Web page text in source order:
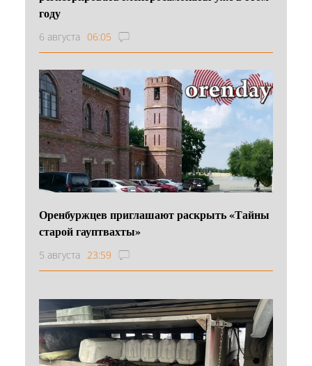
году
6 августа 06:05
Оренбуржцев приглашают раскрыть «Тайны
старой гауптвахты»
5 августа 23:59